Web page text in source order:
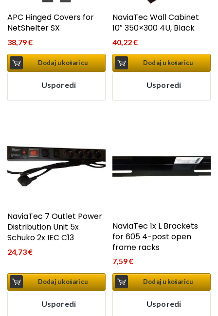
APC Hinged Covers for
NetShelter SX
38,79€
Dodaj u košaricu
Usporedi
NaviaTec Wall Cabinet
10″ 350×300 4U, Black
40,22€
Dodaj u košaricu
Usporedi
NaviaTec 7 Outlet Power
Distribution Unit 5x
Schuko 2x IEC C13
24,73€
Dodaj u košaricu
Usporedi
NaviaTec 1x L Brackets
for 605 4-post open
frame racks
7,59€
Dodaj u košaricu
Usporedi